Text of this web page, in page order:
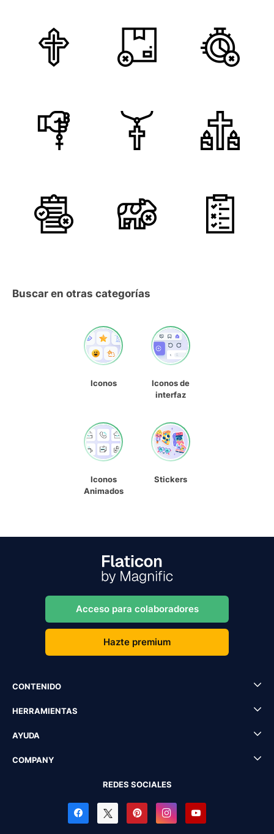
Buscar en otras categorías
Iconos
Iconos de
interfaz
Iconos
Animados
Stickers
Acceso para colaboradores
Hazte premium
CONTENIDO
HERRAMIENTAS
AYUDA
COMPANY
REDES SOCIALES